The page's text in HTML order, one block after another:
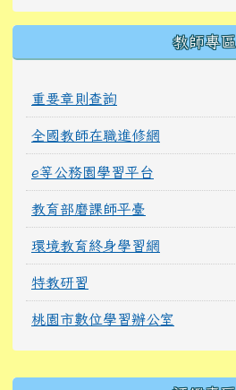
教師專區
重要章則查詢
全國教師在職進修網
e等公務園學習平台
教育部磨課師平臺
環境教育終身學習網
特教研習
桃園市數位學習辦公室